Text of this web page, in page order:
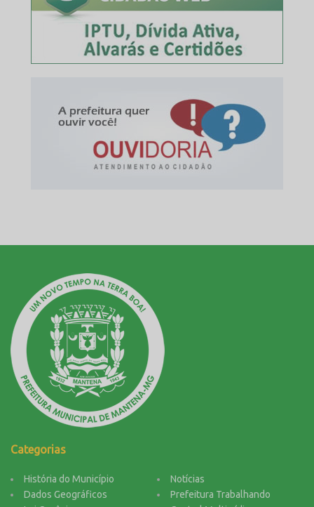
Categorias
História do Município
Dados Geográficos
Notícias
Prefeitura Trabalhando